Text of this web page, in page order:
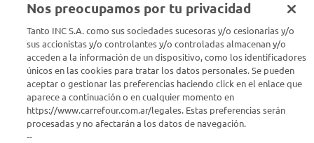
Estamos para ayudarte
¿Tenés una consulta? Comunicate con nosotros acá
Descubrí Carrefour
Nos preocupamos por tu privacidad
Tanto INC S.A. como sus sociedades sucesoras y/o cesionarias y/o
sus accionistas y/o controlantes y/o controladas almacenan y/o
acceden a la información de un dispositivo, como los identificadores
únicos en las cookies para tratar los datos personales. Se pueden
aceptar o gestionar las preferencias haciendo click en el enlace que
aparece a continuación o en cualquier momento en
https://www.carrefour.com.ar/legales. Estas preferencias serán
procesadas y no afectarán a los datos de navegación.
--